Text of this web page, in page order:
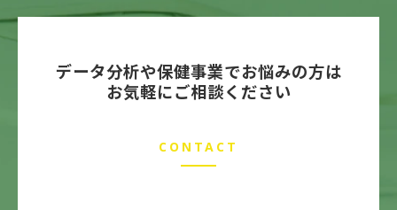
データ分析や保健事業でお悩みの方は
お気軽にご相談ください
CONTACT